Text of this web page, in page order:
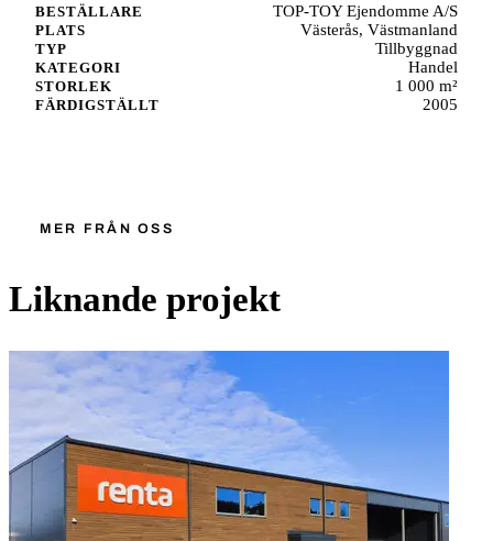
BESTÄLLARE TOP-TOY Ejendomme A/S
PLATS Västerås, Västmanland
TYP Tillbyggnad
KATEGORI Handel
STORLEK 1 000 m²
FÄRDIGSTÄLLT 2005
MER FRÅN OSS
Liknande projekt